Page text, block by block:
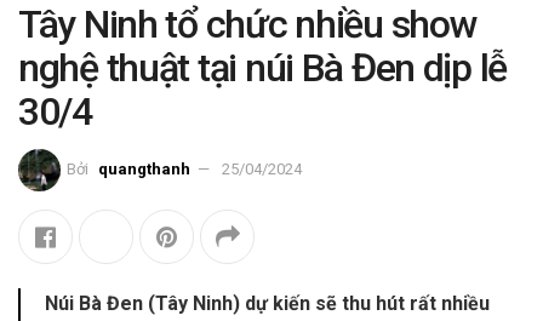
Tây Ninh tổ chức nhiều show
nghệ thuật tại núi Bà Đen dịp lễ
30/4
Bởi quangthanh 25/04/2024
Núi Bà Đen (Tây Ninh) dự kiến sẽ thu hút rất nhiều